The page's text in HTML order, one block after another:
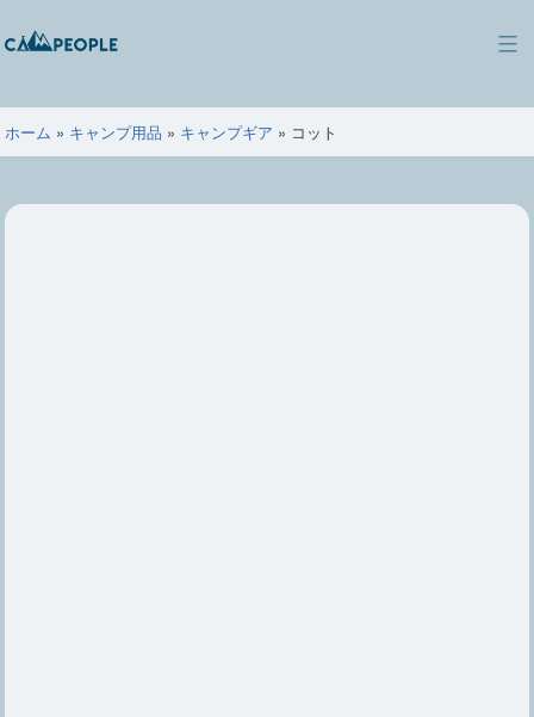
ン
ツ
へ
キ
キ
ン
ピ
ー
ー
ホーム » キャンプ用品 » キャンプギア » コット